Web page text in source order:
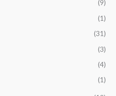
(9)
(1)
(31)
(3)
(4)
(1)